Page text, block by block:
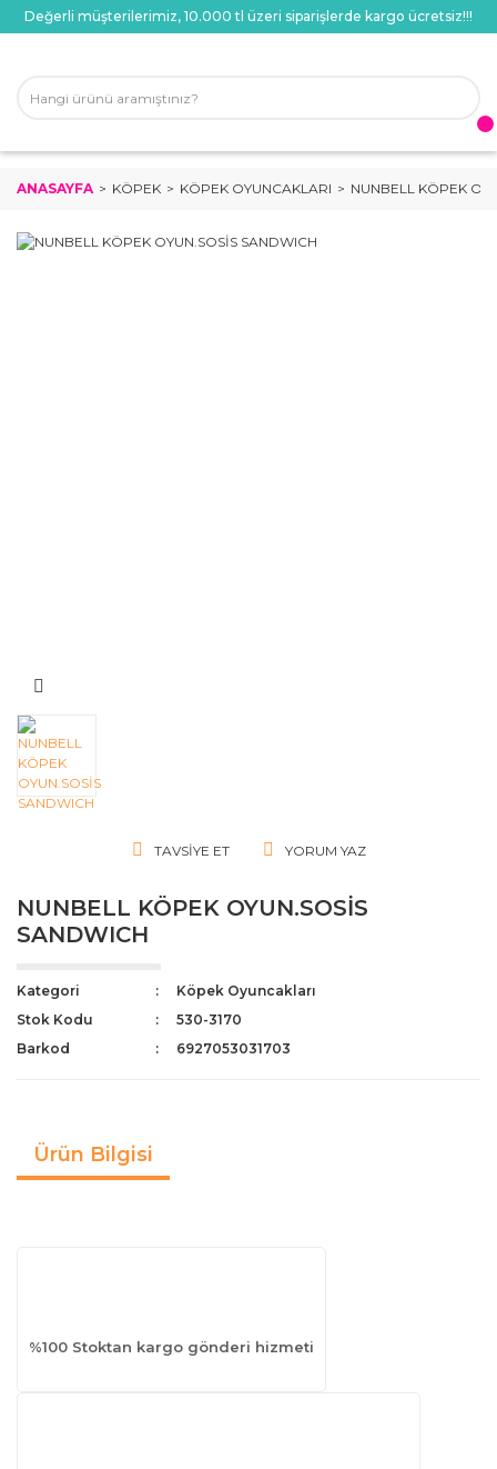
Değerli müşterilerimiz, 10.000 tl üzeri siparişlerde kargo ücretsiz!!!
ANASAYFA KÖPEK KÖPEK OYUNCAKLARI NUNBELL KÖPEK
TAVSIYE ET YORUM YAZ
NUNBELL KÖPEK OYUN.SOSİS
SANDWICH
Kategori
Köpek Oyuncakları
Stok Kodu
530-3170
Barkod
6927053031703
Ürün Bilgisi
%100 Stoktan kargo gönderi hizmeti